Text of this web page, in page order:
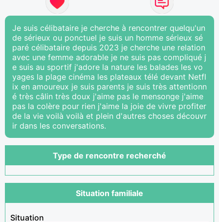
Je suis célibataire je cherche à rencontrer quelqu'un
de sérieux ou ponctuel je suis un homme sérieux sé
paré célibataire depuis 2023 je cherche une relation
avec une femme adorable je ne suis pas compliqué j
e suis au sportif j'adore la nature les balades les vo
yages la plage cinéma les plateaux télé devant Netfl
ix en amoureux je suis parents je suis très attentionn
é très câlin très doux j'aime pas le mensonge j'aime
pas la colère pour rien j'aime la joie de vivre profiter
de la vie voilà voilà et plein d'autres choses découvr
ir dans les conversations.
Type de rencontre recherché
Situation familiale
Situation